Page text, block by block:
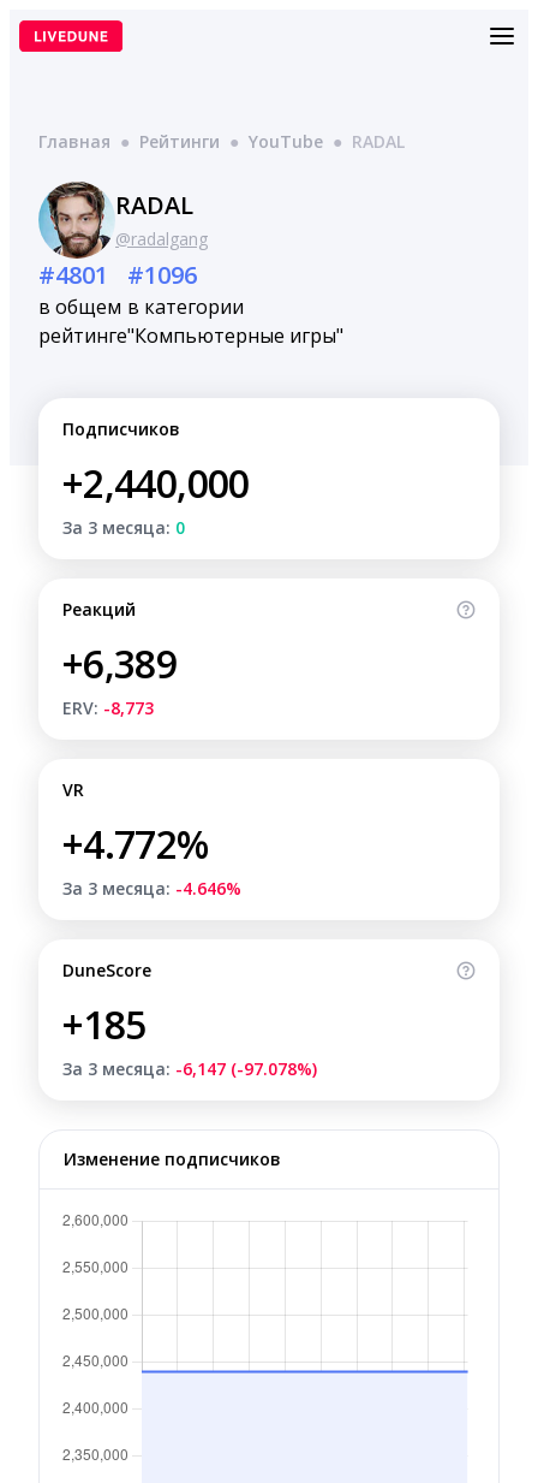
Перейти
Главная ● Рейтинги ● YouTube ● RADAL
RADAL
@radalgang
#4801
в общем
рейтинге
#1096
в категории
"Компьютерные игры"
Подписчиков
+2,440,000
За 3 месяца: 0
Реакций
+6,389
ERV: -8,773
VR
+4.772%
За 3 месяца: -4.646%
DuneScore
+185
За 3 месяца: -6,147 (-97.078%)
Изменение подписчиков